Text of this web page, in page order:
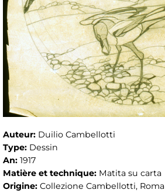
Auteur: Duilio Cambellotti
Type: Dessin
An: 1917
Matière et technique: Matita su carta
Origine: Collezione Cambellotti, Roma